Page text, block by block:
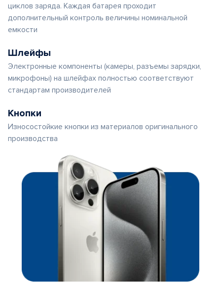
циклов заряда. Каждая батарея проходит
дополнительный контроль величины номинальной
емкости
Шлейфы
Электронные компоненты (камеры, разъемы зарядки,
микрофоны) на шлейфах полностью соответствуют
стандартам производителей
Кнопки
Износостойкие кнопки из материалов оригинального
производства